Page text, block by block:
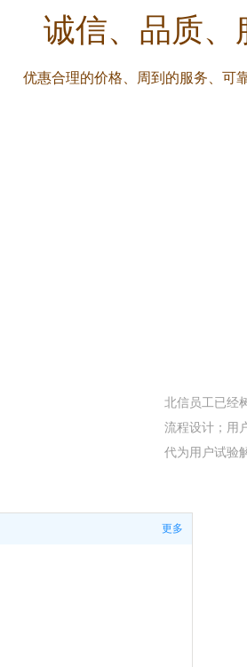
诚信、品质、
优惠合理的价格、周到的服务、可
更多
北信员工已经
流程设计；用
代为用户试验